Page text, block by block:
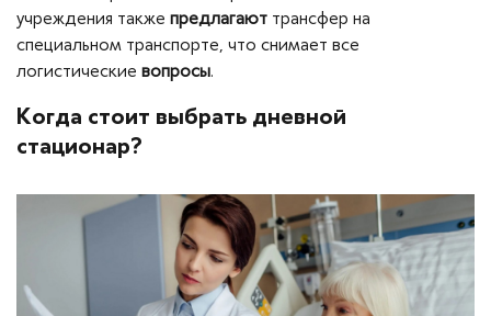
учреждения также предлагают трансфер на
специальном транспорте, что снимает все
логистические вопросы.
Когда стоит выбрать дневной
стационар?